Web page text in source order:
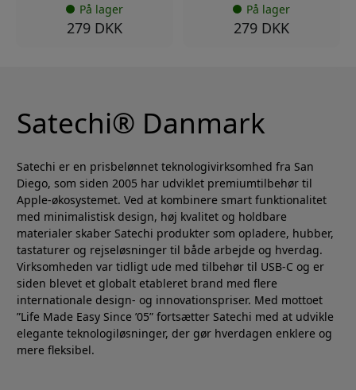
På lager
279 DKK
På lager
279 DKK
Satechi® Danmark
Satechi er en prisbelønnet teknologivirksomhed fra San
Diego, som siden 2005 har udviklet premiumtilbehør til
Apple-økosystemet. Ved at kombinere smart funktionalitet
med minimalistisk design, høj kvalitet og holdbare
materialer skaber Satechi produkter som opladere, hubber,
tastaturer og rejseløsninger til både arbejde og hverdag.
Virksomheden var tidligt ude med tilbehør til USB-C og er
siden blevet et globalt etableret brand med flere
internationale design- og innovationspriser. Med mottoet
”Life Made Easy Since ’05” fortsætter Satechi med at udvikle
elegante teknologiløsninger, der gør hverdagen enklere og
mere fleksibel.